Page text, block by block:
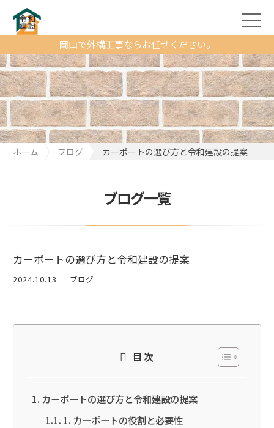
岡山で外構工事ならお任せください。
ホーム ブログ カーポートの選び方と令和建設の提案
ブログ一覧
カーポートの選び方と令和建設の提案
2024.10.13 ブログ
目次
カーポートの選び方と令和建設の提案
1. カーポートの役割と必要性